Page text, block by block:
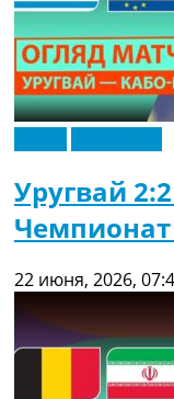
Уругвай
22 июня, 2026,